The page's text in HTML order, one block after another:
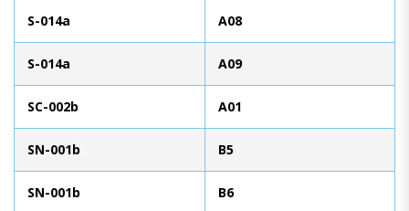
S-014a A08
S-014a A09
SC-002b A01
SN-001b B5
SN-001b B6